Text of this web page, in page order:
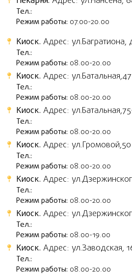
Тел.:
Режим работы: 07.00-20.00
Киоск. Адрес: ул.Багратиона,
Тел.:
Режим работы: 08.00-20.00
Киоск. Адрес: ул.Батальная,47
Тел.:
Режим работы: 08.00-20.00
Киоск. Адрес:
Тел.:
Режим работы: 08.00-20.00
Киоск. Адрес: ул.Громовой,50
Тел.:
Режим работы: 08.00-20.00
Киоск. Адрес:
Тел.:
Режим работы: 08.00-20.00
Киоск. Адрес:
Тел.:
Режим работы: 08.00-19.00
Киоск. Адрес: ул.Заводская,
Тел.:
Режим работы: 08.00-20.00